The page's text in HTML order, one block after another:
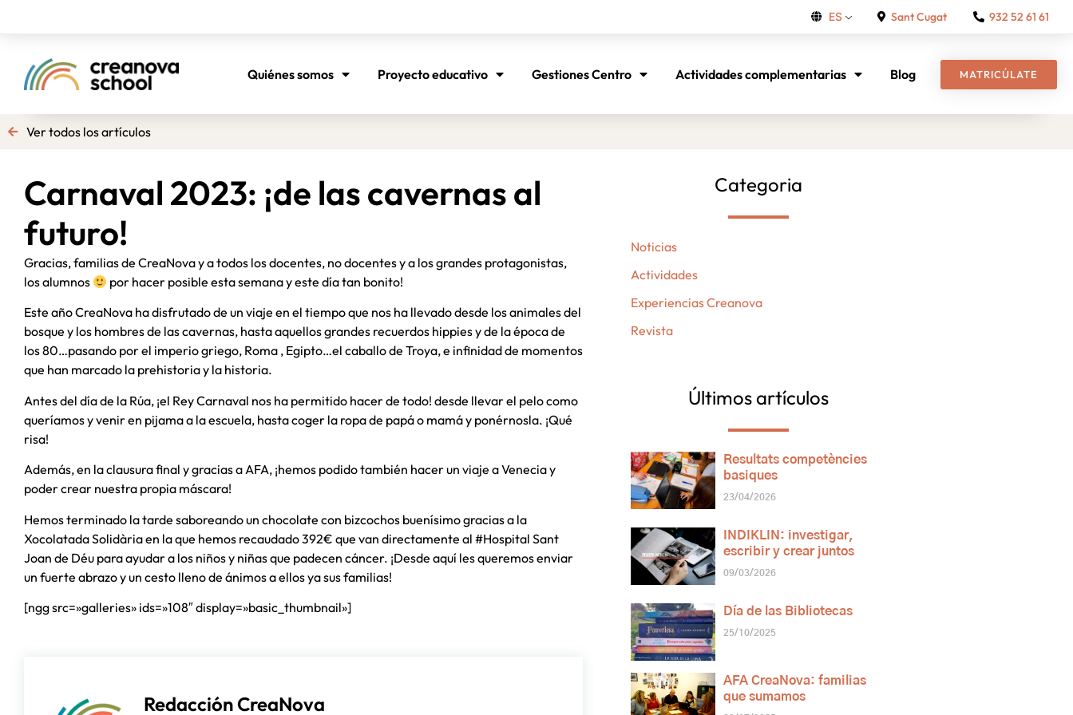
ES Sant Cugat 932 52 61 61
Quiénes somos Proyecto educativo Gestiones Centro Actividades complementarias Blog MATRICÚLATE
Ver todos los artículos
Carnaval 2023: ¡de las cavernas al
futuro!
Gracias, familias de CreaNova y a todos los docentes, no docentes y a los grandes protagonistas,
los alumnos
por hacer posible esta semana y este día tan bonito!
Este año CreaNova ha disfrutado de un viaje en el tiempo que nos ha llevado desde los animales del
bosque y los hombres de las cavernas, hasta aquellos grandes recuerdos hippies y de la época de
los 80…pasando por el imperio griego, Roma , Egipto…el caballo de Troya, e infinidad de momentos
que han marcado la prehistoria y la historia.
Antes del día de la Rúa, ¡el Rey Carnaval nos ha permitido hacer de todo! desde llevar el pelo como
queríamos y venir en pijama a la escuela, hasta coger la ropa de papá o mamá y ponérnosla. ¡Qué
risa!
Además, en la clausura final y gracias a AFA, ¡hemos podido también hacer un viaje a Venecia y
poder crear nuestra propia máscara!
Hemos terminado la tarde saboreando un chocolate con bizcochos buenísimo gracias a la
Xocolatada Solidària en la que hemos recaudado 392€ que van directamente al #Hospital Sant
Joan de Déu para ayudar a los niños y niñas que padecen cáncer. ¡Desde aquí les queremos enviar
un fuerte abrazo y un cesto lleno de ánimos a ellos ya sus familias!
[ngg src=»galleries» ids=»108″ display=»basic_thumbnail»]
Redacción CreaNova
Categoria
Noticias
Actividades
Experiencias Creanova
Revista
Últimos artículos
Resultats competències
basiques
23/04/2026
INDIKLIN: investigar,
escribir y crear juntos
09/03/2026
Día de las Bibliotecas
25/10/2025
AFA CreaNova: familias
que sumamos